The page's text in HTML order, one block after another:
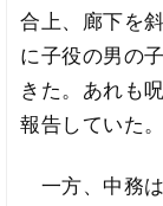
合上、廊下を
に子役の男の
きた。あれも
報告していた。
一方、中務